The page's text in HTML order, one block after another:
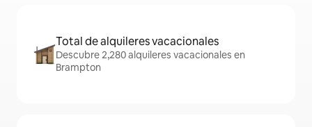
Total de alquileres vacacionales
Descubre 2,280 alquileres vacacionales en
Brampton